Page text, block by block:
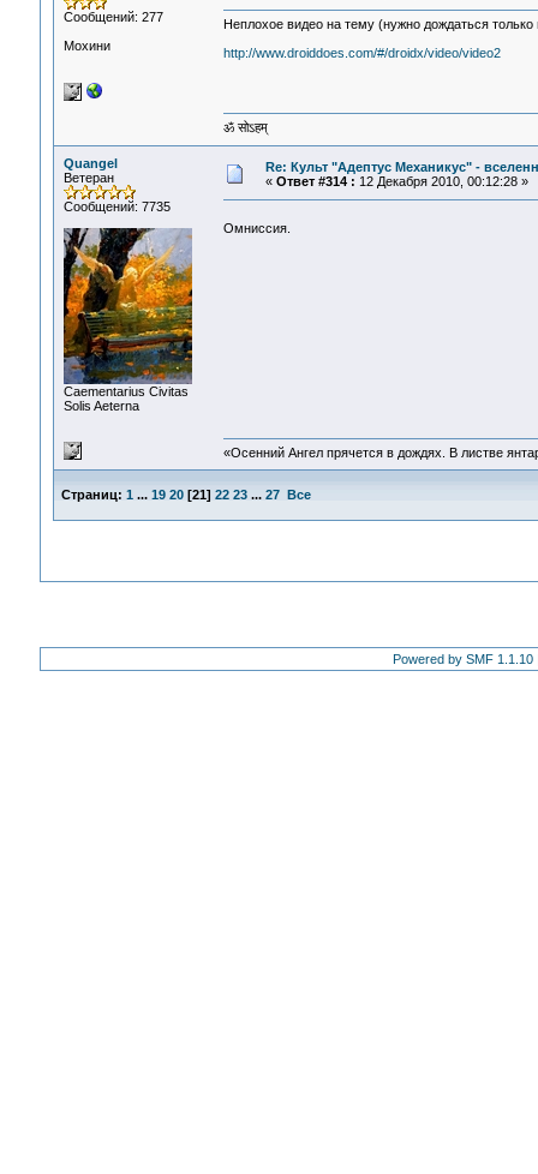
Сообщений: 277
Мохини
Неплохое видео на тему (нужно дождаться
http://www.droiddoes.com/#/droidx/video/video2
ॐ सोऽहम्
Quangel
Ветеран
Сообщений: 7735
Сaementarius Civitas
Solis Aeterna
Re: Культ "Адептус Механикус" -
« Ответ #314 : 12 Декабря 2010, 00:12:28 »
Омниссия.
«Осенний Ангел прячется в дождях. В листве
Страниц: 1 ... 19 20[21] 22 23 ... 27 Все
Powered by SMF 1.1.10